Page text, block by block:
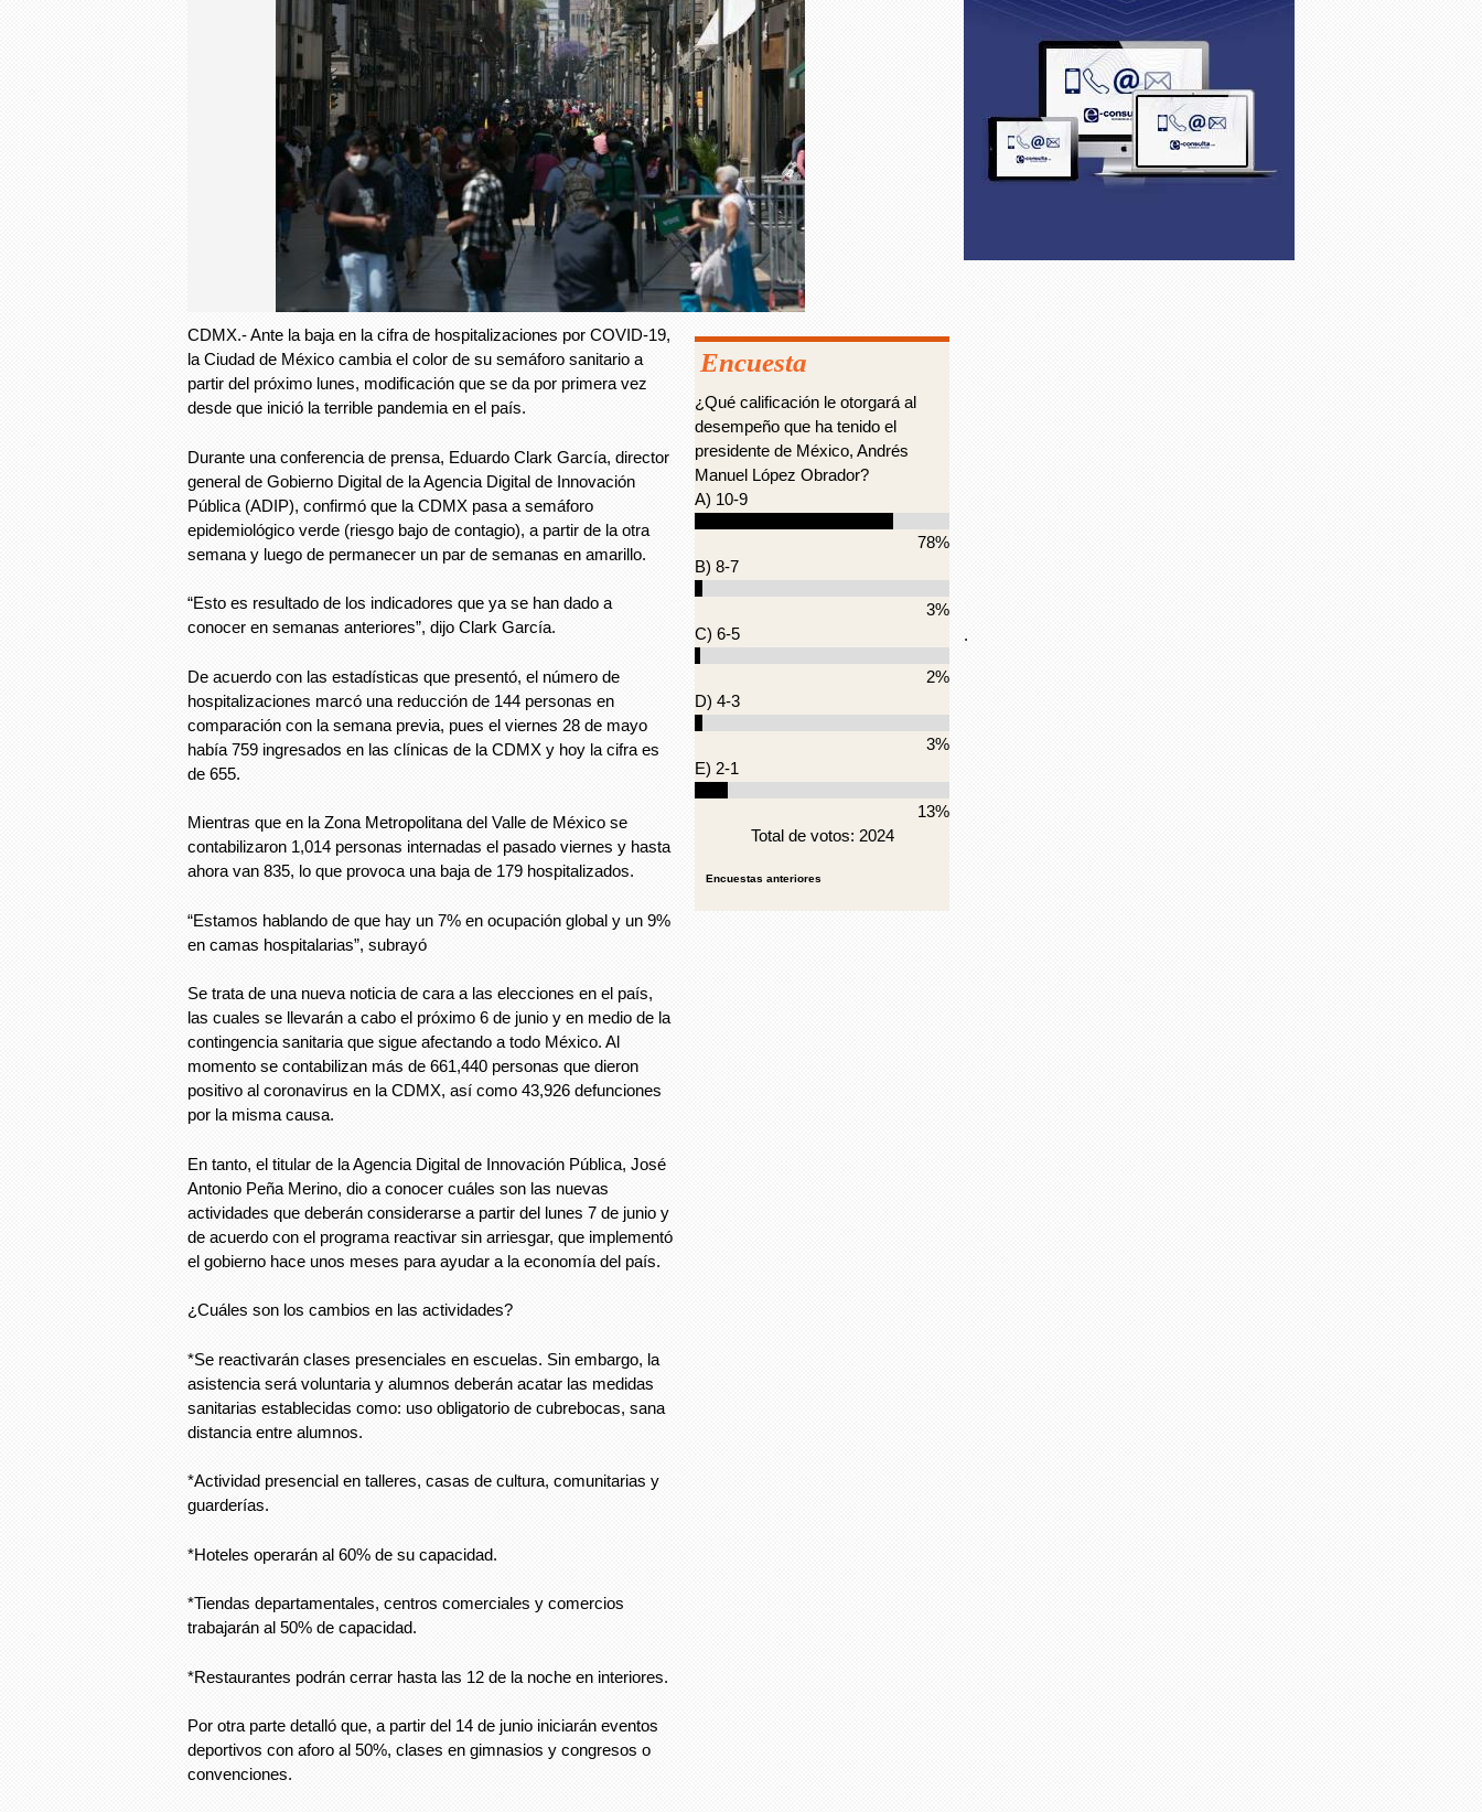
CDMX.- Ante la baja en la cifra de hospitalizaciones por COVID-19,
la Ciudad de México cambia el color de su semáforo sanitario a
partir del próximo lunes, modificación que se da por primera vez
desde que inició la terrible pandemia en el país.
Durante una conferencia de prensa, Eduardo Clark García, director
general de Gobierno Digital de la Agencia Digital de Innovación
Pública (ADIP), confirmó que la CDMX pasa a semáforo
epidemiológico verde (riesgo bajo de contagio), a partir de la otra
semana y luego de permanecer un par de semanas en amarillo.
“Esto es resultado de los indicadores que ya se han dado a
conocer en semanas anteriores”, dijo Clark García.
De acuerdo con las estadísticas que presentó, el número de
hospitalizaciones marcó una reducción de 144 personas en
comparación con la semana previa, pues el viernes 28 de mayo
había 759 ingresados en las clínicas de la CDMX y hoy la cifra es
de 655.
Mientras que en la Zona Metropolitana del Valle de México se
contabilizaron 1,014 personas internadas el pasado viernes y hasta
ahora van 835, lo que provoca una baja de 179 hospitalizados.
“Estamos hablando de que hay un 7% en ocupación global y un 9%
en camas hospitalarias”, subrayó
Se trata de una nueva noticia de cara a las elecciones en el país,
las cuales se llevarán a cabo el próximo 6 de junio y en medio de la
contingencia sanitaria que sigue afectando a todo México. Al
momento se contabilizan más de 661,440 personas que dieron
positivo al coronavirus en la CDMX, así como 43,926 defunciones
por la misma causa.
En tanto, el titular de la Agencia Digital de Innovación Pública, José
Antonio Peña Merino, dio a conocer cuáles son las nuevas
actividades que deberán considerarse a partir del lunes 7 de junio y
de acuerdo con el programa reactivar sin arriesgar, que implementó
el gobierno hace unos meses para ayudar a la economía del país.
¿Cuáles son los cambios en las actividades?
*Se reactivarán clases presenciales en escuelas. Sin embargo, la
asistencia será voluntaria y alumnos deberán acatar las medidas
sanitarias establecidas como: uso obligatorio de cubrebocas, sana
distancia entre alumnos.
*Actividad presencial en talleres, casas de cultura, comunitarias y
guarderías.
*Hoteles operarán al 60% de su capacidad.
*Tiendas departamentales, centros comerciales y comercios
trabajarán al 50% de capacidad.
*Restaurantes podrán cerrar hasta las 12 de la noche en interiores.
Por otra parte detalló que, a partir del 14 de junio iniciarán eventos
deportivos con aforo al 50%, clases en gimnasios y congresos o
convenciones.
Encuesta
¿Qué calificación le otorgará al
desempeño que ha tenido el
presidente de México, Andrés
Manuel López Obrador?
A) 10-9
78%
B) 8-7
3%
C) 6-5
2%
D) 4-3
3%
E) 2-1
13%
Total de votos: 2024
Encuestas anteriores
.